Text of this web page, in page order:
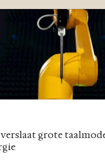
grote